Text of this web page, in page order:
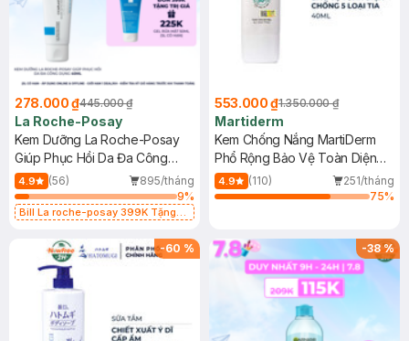
278.000 ₫445.000 ₫
La Roche-Posay
Kem Dưỡng La Roche-Posay
Giúp Phục Hồi Da Đa Công
Dụng 40ml
4.9 (56)
895/tháng
9%
Bill La roche-posay 399K Tặng
(SL có hạn)
553.000 ₫1.350.000 ₫
Martiderm
Kem Chống Nắng MartiDerm
Phổ Rộng Bảo Vệ Toàn Diện
40ml
4.9 (110)
251/tháng
75%
-60 % -38%